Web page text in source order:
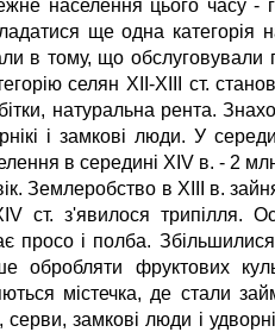
населення цього часу -
ще одна
в тому, що
селян XII-XIII ст.
натуральна рента.
і замкові люди. У
в середині XIV в. - 2
Землеробство в XIII в.
ст. з'явилося
і полба.
фруктових
містечка, де стали
замкові люди і